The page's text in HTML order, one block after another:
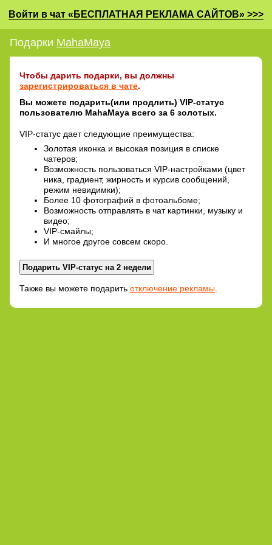
Войти в чат «БЕСПЛАТНАЯ РЕКЛАМА САЙТОВ» >>>
Подарки MahaMaya
Чтобы дарить подарки, вы должны
зарегистрироваться в чате.
Вы можете подарить(или продлить) VIP-статус
пользователю MahaMaya всего за 6 золотых.
VIP-статус дает следующие преимущества:
Золотая иконка и высокая позиция в списке
чатеров;
Возможность пользоваться VIP-настройками (цвет
ника, градиент, жирность и курсив сообщений,
режим невидимки);
Более 10 фотографий в фотоальбоме;
Возможность отправлять в чат картинки, музыку и
видео;
VIP-смайлы;
И многое другое совсем скоро.
Также вы можете подарить отключение рекламы